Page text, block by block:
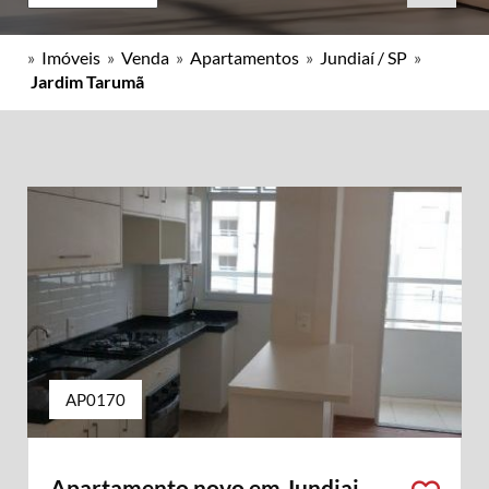
» Imóveis » Venda » Apartamentos » Jundiaí / SP »
Jardim Tarumã
AP0170